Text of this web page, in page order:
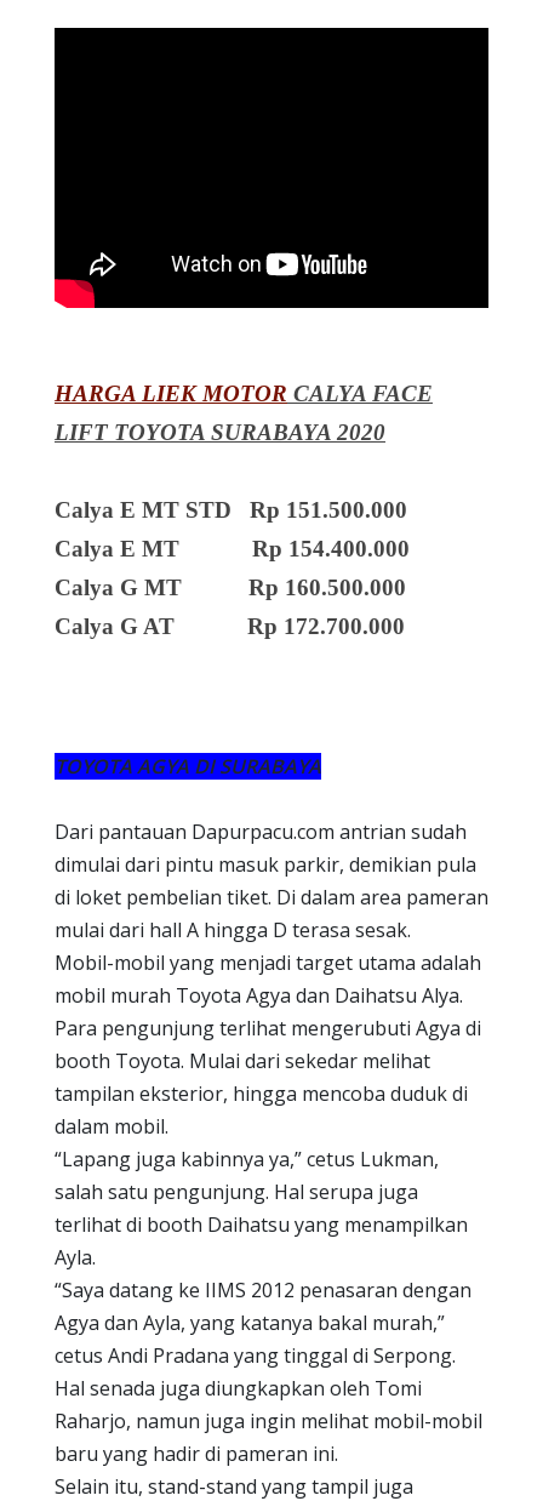
HARGA LIEK MOTOR CALYA FACE
LIFT TOYOTA SURABAYA 2020
Calya E MT STD Rp 151.500.000
Calya E MT Rp 154.400.000
Calya G MT Rp 160.500.000
Calya G AT Rp 172.700.000
TOYOTA AGYA DI SURABAYA
Dari pantauan Dapurpacu.com antrian sudah
dimulai dari pintu masuk parkir, demikian pula
di loket pembelian tiket. Di dalam area pameran
mulai dari hall A hingga D terasa sesak.
Mobil-mobil yang menjadi target utama adalah
mobil murah Toyota Agya dan Daihatsu Alya.
Para pengunjung terlihat mengerubuti Agya di
booth Toyota. Mulai dari sekedar melihat
tampilan eksterior, hingga mencoba duduk di
dalam mobil.
“Lapang juga kabinnya ya,” cetus Lukman,
salah satu pengunjung. Hal serupa juga
terlihat di booth Daihatsu yang menampilkan
Ayla.
“Saya datang ke IIMS 2012 penasaran dengan
Agya dan Ayla, yang katanya bakal murah,”
cetus Andi Pradana yang tinggal di Serpong.
Hal senada juga diungkapkan oleh Tomi
Raharjo, namun juga ingin melihat mobil-mobil
baru yang hadir di pameran ini.
Selain itu, stand-stand yang tampil juga